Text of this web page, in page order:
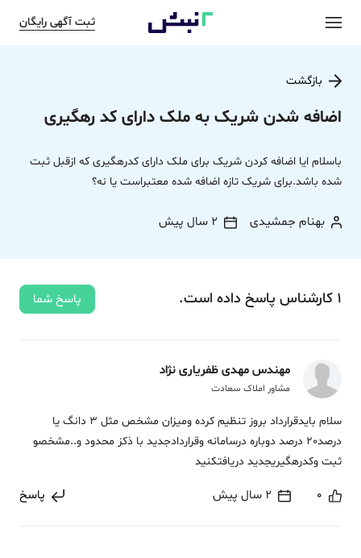
ثبت آگهی رایگان
بازگشت
اضافه شدن شریک به ملک دارای کد رهگیری
باسلام ایا اضافه کردن شریک برای ملک دارای کدرهگیری که ازقبل ثبت
شده باشد.برای شریک تازه اضافه شده معتبراست یا نه؟
بهنام جمشیدی 2 سال پیش
1 کارشناس پاسخ داده‌ است. پاسخ شما
مهندس مهدی ظفریاری نژاد
مشاور املاک سعادت
سلام بایدقرارداد بروز تنظیم کرده ومیزان مشخص مثل 3 دانگ یا
درصد20 درصد دوباره درسامانه وقراردادجدید با ذکز محدود و..مشخصو
ثبت وکدرهگیریجدید دریافتکنید
0 2 سال پیش پاسخ